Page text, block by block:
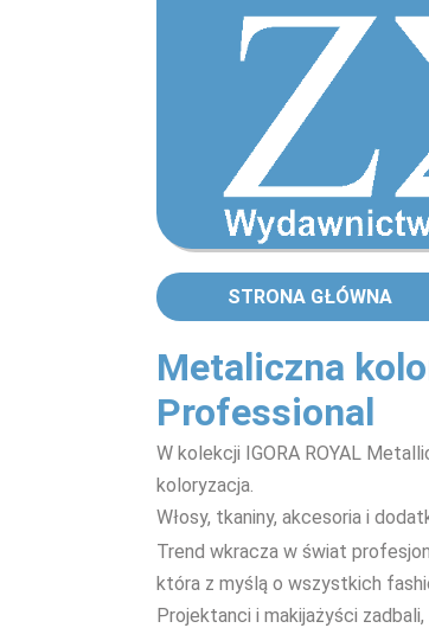
STRONA GŁÓWNA
Metaliczna
Professional
W kolekcji IGORA ROYAL
koloryzacja.
Włosy, tkaniny, akcesoria i
Trend wkracza w świat
która z myślą o wszystkich
Projektanci i makijażyści